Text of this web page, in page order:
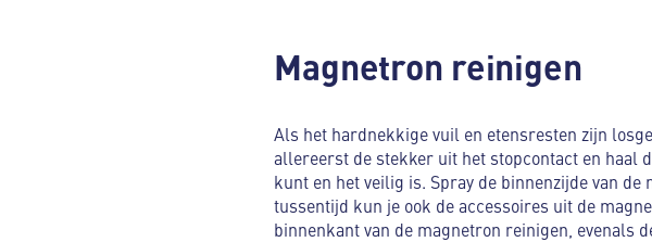
Magnetron reinigen
Als het hardnekkige vuil en etensresten zijn
allereerst de stekker uit het stopcontact en haal
kunt en het veilig is. Spray de binnenzijde van de
tussentijd kun je ook de accessoires uit de
binnenkant van de magnetron reinigen, evenals